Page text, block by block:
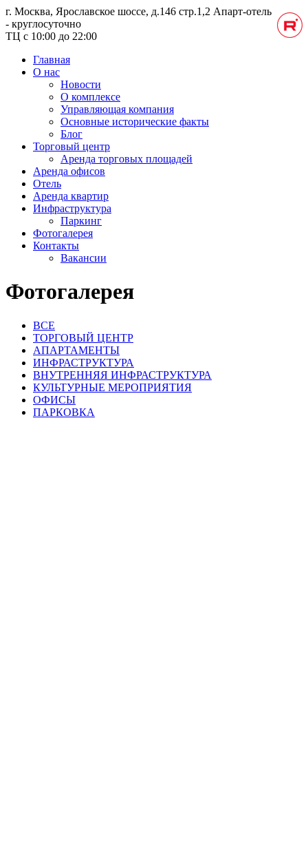
г. Москва, Ярославское шоссе, д.146 стр.1,2 Апарт-отель
- круглосуточно
ТЦ с 10:00 до 22:00
Главная
О нас
Новости
О комплексе
Управляющая компания
Основные исторические факты
Блог
Торговый центр
Аренда торговых площадей
Аренда офисов
Отель
Аренда квартир
Инфраструктура
Паркинг
Фотогалерея
Контакты
Вакансии
Фотогалерея
ВСЕ
ТОРГОВЫЙ ЦЕНТР
АПАРТАМЕНТЫ
ИНФРАСТРУКТУРА
ВНУТРЕННЯЯ ИНФРАСТРУКТУРА
КУЛЬТУРНЫЕ МЕРОПРИЯТИЯ
ОФИСЫ
ПАРКОВКА